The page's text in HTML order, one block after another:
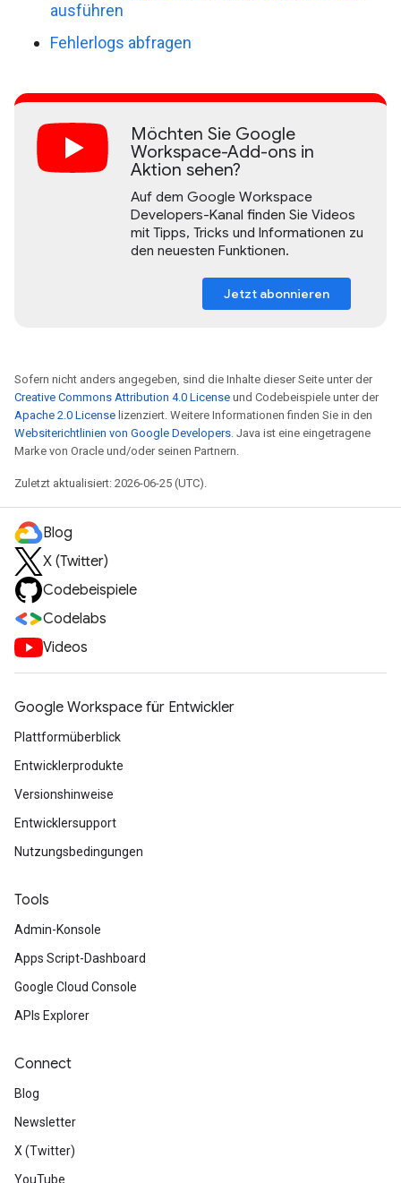
ausführen
Fehlerlogs abfragen
Möchten Sie Google
Workspace-Add-ons in
Aktion sehen?
Auf dem Google Workspace
Developers-Kanal finden Sie Videos
mit Tipps, Tricks und Informationen zu
den neuesten Funktionen.
Jetzt abonnieren
Sofern nicht anders angegeben, sind die Inhalte dieser Seite unter der
Creative Commons Attribution 4.0 License und Codebeispiele unter der
Apache 2.0 License lizenziert. Weitere Informationen finden Sie in den
Websiterichtlinien von Google Developers. Java ist eine eingetragene
Marke von Oracle und/oder seinen Partnern.
Zuletzt aktualisiert: 2026-06-25 (UTC).
Blog
X (Twitter)
Codebeispiele
Codelabs
Videos
Google Workspace für Entwickler
Plattformüberblick
Entwicklerprodukte
Versionshinweise
Entwicklersupport
Nutzungsbedingungen
Tools
Admin-Konsole
Apps Script-Dashboard
Google Cloud Console
APIs Explorer
Connect
Blog
Newsletter
X (Twitter)
YouTube